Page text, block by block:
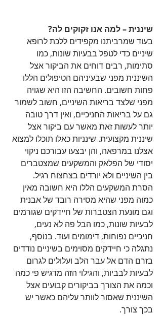
שיננית – למה אנו זקוקים לה?
בעוד שמרביתנו מקפידים ללכת לרופא
שיניים כדי לטפל בבעיות שונות, כמו
סתימות, רבים דוחים את הביקור אצל
השיננית מפני שבעיניהם הטיפולים הללו
פחות חשובים. החשיבה הזו היא שגויה
מפני שלצד בריאות השיניים, חשוב לשמור
גם על בריאות החניכיים, ואין דרך טובה
יותר לעשות זאת מאשר עם ביקור אצל
שיננית מקצועית. שינניות כאלו תוכלו למצוא
אצלנו במרפאה, והן יבצעו עבורכם ניקוי
יסודי של הפלאק והמשקעים שמצטברים
בין השיניים ולא יורדים בצחצוח רגיל.
הסרת המשקעים הללו היא חשובה מאין
כמוה מפני שהיא מסירה רובד של אבנית
וגם מונעת הצטברות של חיידקים שגורמים
לבעיות שונות, כמו הבל פה לא נעים,
חניכיים נפוחות, דימומים ועוד. בנוסף,
נתגלה כי חיידקים מסוימים בשיניים נודדים
בזרם הדם אל עבר הלב ועלולים לגרום
לבעיות לבביות, והגילוי הזה מדגיש פי כמה
וכמה את הצורך בביקורים קבועים אצל
השיננית שאסור לוותר עליהם כאשר יש
בכך צורך.